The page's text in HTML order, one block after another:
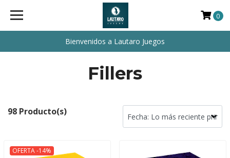
Bienvenidos a Lautaro Juegos
0
Fillers
98 Producto(s)
OFERTA -14%